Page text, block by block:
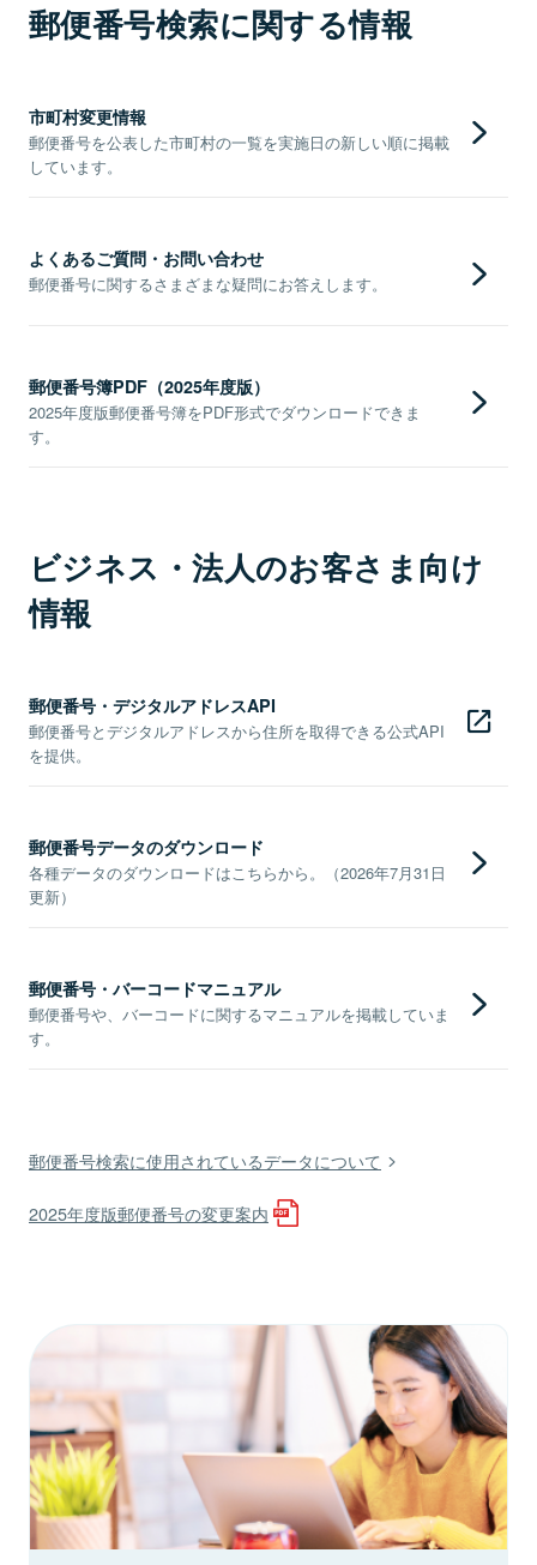
郵便番号検索に関する情報
市町村変更情報
郵便番号を公表した市町村の一覧を実施日の新しい順に掲載
しています。
よくあるご質問・お問い合わせ
郵便番号に関するさまざまな疑問にお答えします。
郵便番号簿PDF（2025年度版）
2025年度版郵便番号簿をPDF形式でダウンロードできま
す。
ビジネス・法人のお客さま向け
情報
郵便番号・デジタルアドレスAPI
郵便番号とデジタルアドレスから住所を取得できる公式API
を提供。
郵便番号データのダウンロード
各種データのダウンロードはこちらから。（2026年7月31日
更新）
郵便番号・バーコードマニュアル
郵便番号や、バーコードに関するマニュアルを掲載していま
す。
郵便番号検索に使用されているデータについて
2025年度版郵便番号の変更案内